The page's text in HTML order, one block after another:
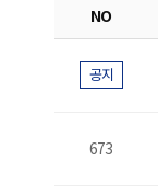
NO
공지
673